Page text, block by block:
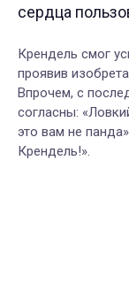
сердца
Крендель смог
проявив
Впрочем, с
согласны: «
это вам не
Крендель!».